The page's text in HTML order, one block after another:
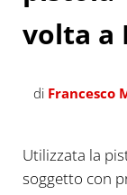
volta a
di Francesco
Utilizzata la
soggetto con